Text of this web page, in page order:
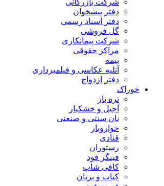
شرکت بازرگانی
دفتر پیشخوان
دفتر اسناد رسمی
گل فروشی
شرکت پیمانکاری
مراکز حقوقی
بیمه
آتلیه عکاسی و فیلمبرداری
دفتر ازدواج
خوراک
تره بار
آجیل و خشکبار
نان سنتی و صنعتی
خواروبار
قنادی
رستوران
فینگر فود
کافی شاپ
کباب و بریان